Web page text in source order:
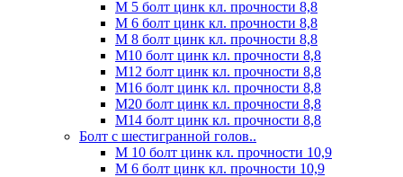
М 5 болт цинк кл. прочности 8,8
М 6 болт цинк кл. прочности 8,8
М 8 болт цинк кл. прочности 8,8
М10 болт цинк кл. прочности 8,8
М12 болт цинк кл. прочности 8,8
М16 болт цинк кл. прочности 8,8
М20 болт цинк кл. прочности 8,8
М14 болт цинк кл. прочности 8,8
Болт с шестигранной голов..
М 10 болт цинк кл. прочности 10,9
М 6 болт цинк кл. прочности 10,9